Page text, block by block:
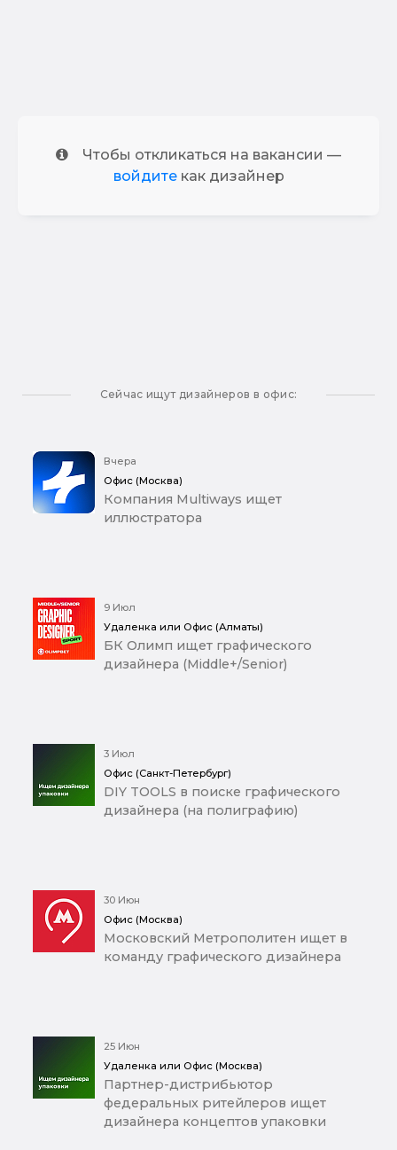
Чтобы откликаться на вакансии —
войдитекак дизайнер
Сейчас ищут дизайнеров в офис:
Вчера
Офис (Москва)
Компания Multiways ищет
иллюстратора
9 Июл
Удаленка или Офис (Алматы)
БК Олимп ищет графического
дизайнера (Middle+/Senior)
3 Июл
Офис (Санкт-Петербург)
DIY TOOLS в поиске графического
дизайнера (на полиграфию)
30 Июн
Офис (Москва)
Московский Метрополитен ищет в
команду графического дизайнера
25 Июн
Удаленка или Офис (Москва)
Партнер-дистрибьютор
федеральных ритейлеров ищет
дизайнера концептов упаковки